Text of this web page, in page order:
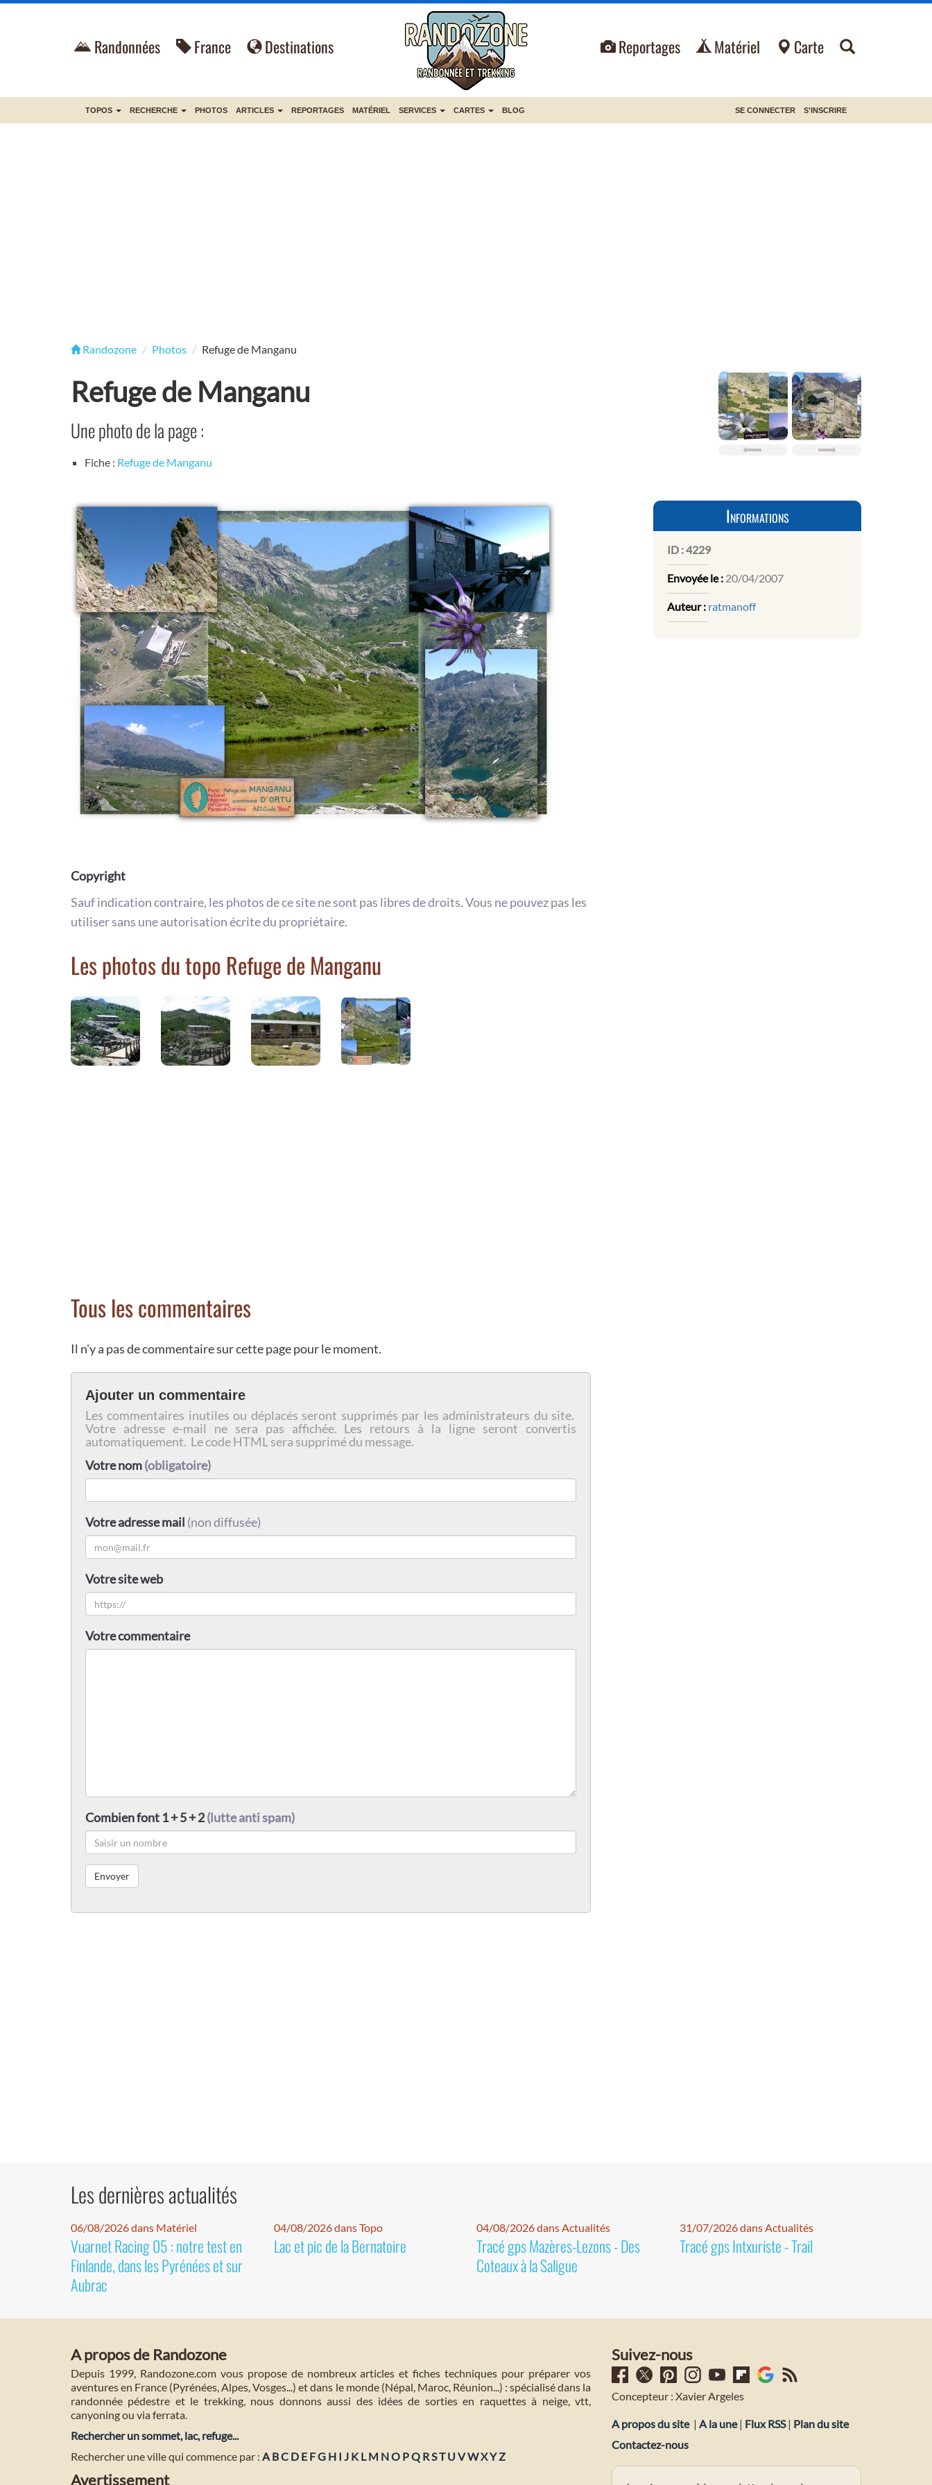
Randonnées France Destinations Reportages Matériel Carte
TOPOS RECHERCHE PHOTOS ARTICLES REPORTAGES MATÉRIEL SERVICES CARTES BLOG SE CONNECTER S'INSCRIRE
Randozone Photos Refuge de Manganu
Refuge de Manganu
Une photo de la page :
Fiche : Refuge de Manganu
Copyright
Sauf indication contraire, les photos de ce site ne sont pas libres de droits. Vous ne pouvez pas les
utiliser sans une autorisation écrite du propriétaire.
Les photos du topo Refuge de Manganu
Tous les commentaires
Il n'y a pas de commentaire sur cette page pour le moment.
Ajouter un commentaire
Les commentaires inutiles ou déplacés seront supprimés par les administrateurs du site.
Votre adresse e-mail ne sera pas affichée. Les retours à la ligne seront convertis
automatiquement. Le code HTML sera supprimé du message.
Votre nom(obligatoire)
Votre adresse mail (non diffusée)
Votre site web
Votre commentaire
Combien font 1 + 5 + 2(lutte anti spam)
Informations
ID :4229
Envoyée le : 20/04/2007
Auteur : ratmanoff
Les dernières actualités
06/08/2026 dans Matériel
Vuarnet Racing 05 : notre test en
Finlande, dans les Pyrénées et sur
Aubrac
04/08/2026 dans Topo
Lac et pic de la Bernatoire
04/08/2026 dans Actualités
Tracé gps Mazères-Lezons - Des
Coteaux à la Saligue
31/07/2026 dans Actualités
Tracé gps Intxuriste - Trail
A propos de Randozone
Depuis 1999, Randozone.com vous propose de nombreux articles et fiches techniques pour préparer vos
aventures en France (Pyrénées, Alpes, Vosges...) et dans le monde (Népal, Maroc, Réunion...) : spécialisé dans la
randonnée pédestre et le trekking, nous donnons aussi des idées de sorties en raquettes à neige, vtt,
canyoning ou via ferrata.
Rechercher un sommet, lac, refuge...
Rechercher une ville qui commence par : A BC D E FG H I J K L M NO PQ RST U VWXYZ
Avertissement
Suivez-nous
Concepteur : Xavier Argeles
A propos du site | A la une| Flux RSS| Plan du site
Contactez-nous